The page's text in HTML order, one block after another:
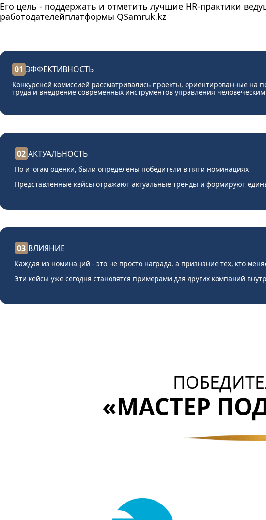
Его цель - поддержать и отметить лучшие HR-практики
работодателейплатформы QSamruk.kz
01 ЭФФЕКТИВНОСТЬ
Конкурсной комиссией рассматривались проекты, ориентированные на
труда и внедрение современных инструментов управления
02 АКТУАЛЬНОСТЬ
По итогам оценки, были определены победители в пяти номинациях
Представленные кейсы отражают актуальные тренды и формируют
03 ВЛИЯНИЕ
Каждая из номинаций - это не просто награда, а признание тех, кто
Эти кейсы уже сегодня становятся примерами для других компаний
«МАСТЕР